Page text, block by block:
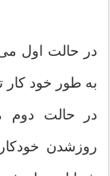
در حالت اول می
به طور خود
در حالت دوم
روزشدن